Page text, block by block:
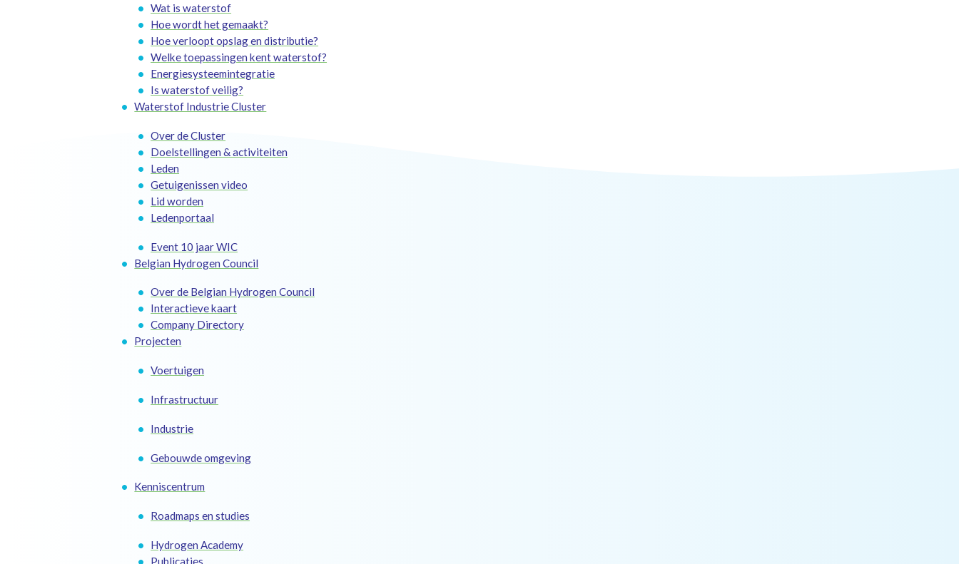
Wat is waterstof
Hoe wordt het gemaakt?
Hoe verloopt opslag en distributie?
Welke toepassingen kent waterstof?
Energiesysteemintegratie
Is waterstof veilig?
Waterstof Industrie Cluster
Over de Cluster
Doelstellingen & activiteiten
Leden
Getuigenissen video
Lid worden
Ledenportaal
Event 10 jaar WIC
Belgian Hydrogen Council
Over de Belgian Hydrogen Council
Interactieve kaart
Company Directory
Projecten
Voertuigen
Infrastructuur
Industrie
Gebouwde omgeving
Kenniscentrum
Roadmaps en studies
Hydrogen Academy
Publicaties